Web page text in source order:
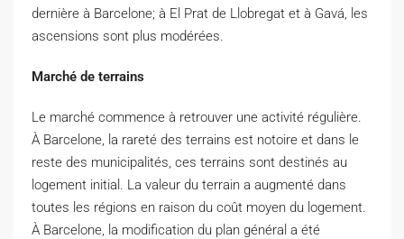
dernière à Barcelone; à El Prat de Llobregat et à Gavá, les
ascensions sont plus modérées.
Marché de terrains
Le marché commence à retrouver une activité régulière.
À Barcelone, la rareté des terrains est notoire et dans le
reste des municipalités, ces terrains sont destinés au
logement initial. La valeur du terrain a augmenté dans
toutes les régions en raison du coût moyen du logement.
À Barcelone, la modification du plan général a été